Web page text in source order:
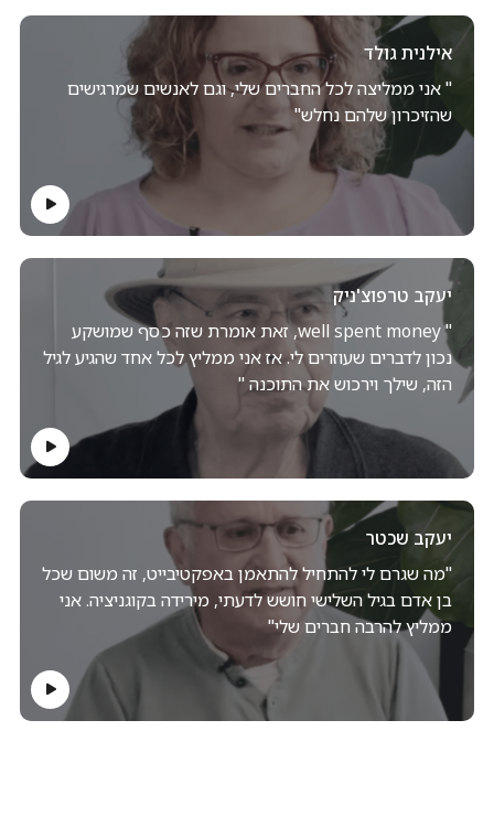
אילנית גולד
" אני ממליצה לכל החברים שלי, וגם לאנשים שמרגישים
שהזיכרון שלהם נחלש"
יעקב טרפוצ'ניק
" well spent money, זאת אומרת שזה כסף שמושקע
נכון לדברים שעוזרים לי. אז אני ממליץ לכל אחד שהגיע לגיל
הזה, שילך וירכוש את התוכנה "
יעקב שכטר
"מה שגרם לי להתחיל להתאמן באפקטיבייט, זה משום שכל
בן אדם בגיל השלישי חושש לדעתי, מירידה בקוגניציה. אני
ממליץ להרבה חברים שלי"